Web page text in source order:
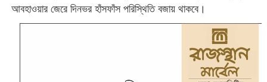
আবহাওয়ার জেরে দিনভর হাঁসফাঁস পরিস্থিতি বজায় থাকবে।